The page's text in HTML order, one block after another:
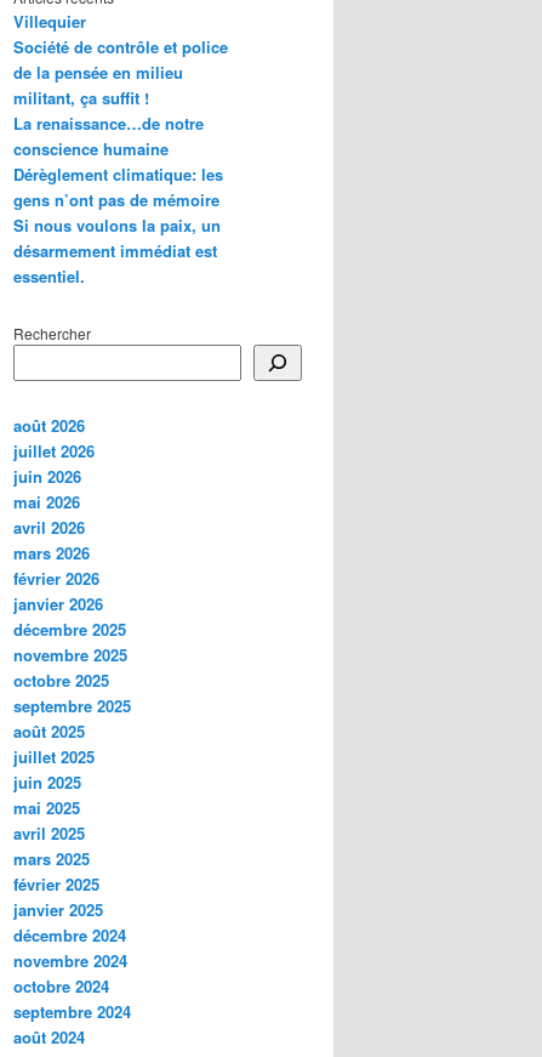
Villequier
Société de contrôle et police
de la pensée en milieu
militant, ça suffit !
La renaissance…de notre
conscience humaine
Dérèglement climatique: les
gens n’ont pas de mémoire
Si nous voulons la paix, un
désarmement immédiat est
essentiel.
Rechercher
août 2026
juillet 2026
juin 2026
mai 2026
avril 2026
mars 2026
février 2026
janvier 2026
décembre 2025
novembre 2025
octobre 2025
septembre 2025
août 2025
juillet 2025
juin 2025
mai 2025
avril 2025
mars 2025
février 2025
janvier 2025
décembre 2024
novembre 2024
octobre 2024
septembre 2024
août 2024